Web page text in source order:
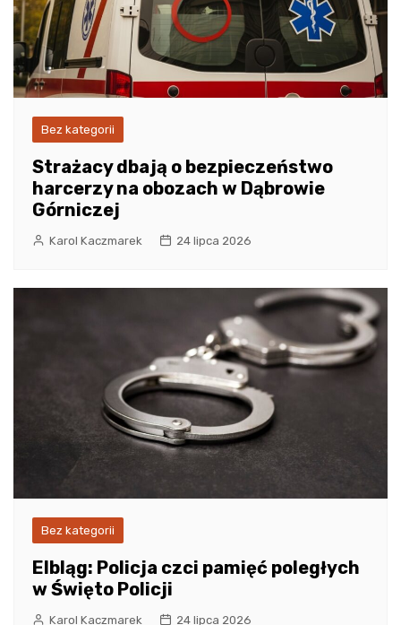
Bez kategorii
Strażacy dbają o bezpieczeństwo
harcerzy na obozach w Dąbrowie
Górniczej
Karol Kaczmarek 24 lipca 2026
Bez kategorii
Elbląg: Policja czci pamięć poległych
w Święto Policji
Karol Kaczmarek 24 lipca 2026